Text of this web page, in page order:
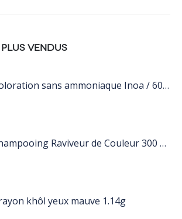
VENDUS
Coloration sans ammoniaque Inoa / 60ML
Shampooing Raviveur de Couleur 300 ml Rose de Schwarzkopf Professional
khôl yeux mauve 1.14g